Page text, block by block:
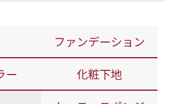
ファンデーション
ー
化粧下地